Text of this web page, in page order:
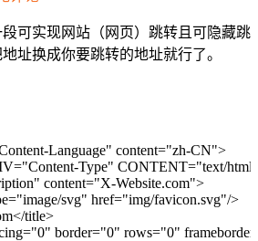
实现网站（网页）跳转且可隐藏跳
址换成你要跳转的地址就行了。
Language" content="zh-CN">
="Content-Type" CONTENT="text/
content="X-Website.com">
="image/svg" href="img/favicon.svg"/>
</title>
="0" border="0" rows="0" frameborder